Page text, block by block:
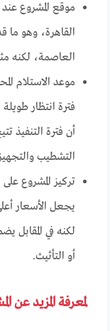
القاهرة، وهو
العاصمة، لكنه
فترة انتظار
أن فترة التنفيذ
التشطيب
تركيز المشروع
يجعل الأسعار
لكنه في المقابل
أو التأثيث.
لمعرفة المزيد عن